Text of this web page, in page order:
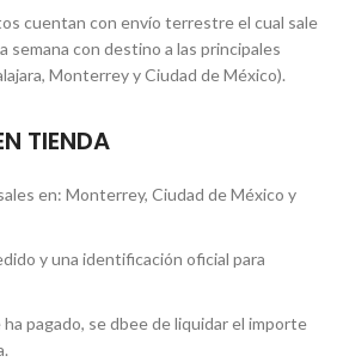
cuentan con envío terrestre el cual sale
semana con destino a las principales
Monterrey y Ciudad de México).
TIENDA
en: Monterrey, Ciudad de México y
y una identificación oficial para
pagado, se dbee de liquidar el importe